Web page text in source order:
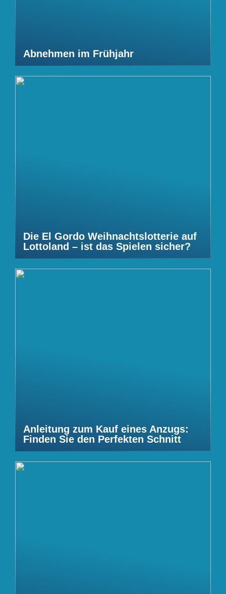
Abnehmen im Frühjahr
Die El Gordo Weihnachtslotterie auf
Lottoland – ist das Spielen sicher?
Anleitung zum Kauf eines Anzugs:
Finden Sie den Perfekten Schnitt